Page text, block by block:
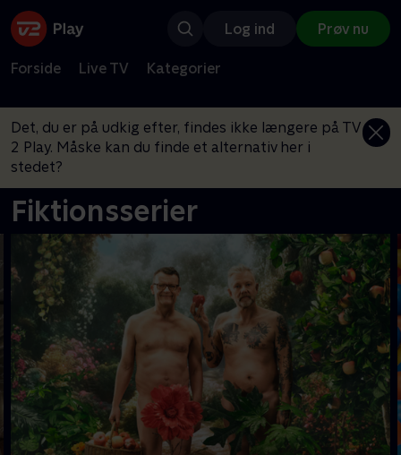
Log ind Prøv nu
Forside Live TV Kategorier
Det, du er på udkig efter, findes ikke længere på TV
2 Play. Måske kan du finde et alternativ her i
stedet?
Fiktionsserier